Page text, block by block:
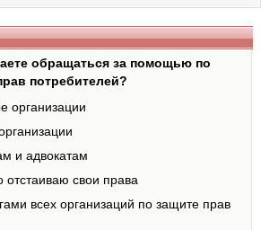
обращаться за помощью по
потребителей?
организации
и адвокатам
отстаиваю свои права
всех организаций по защите прав